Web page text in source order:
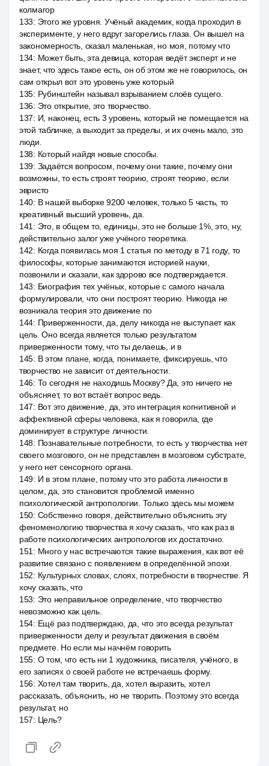
колмагор
133: Этого же уровня. Учёный академик, когда проходил в
эксперименте, у него вдруг загорелись глаза. Он вышел на
закономерность, сказал маленькая, но моя, потому что
134: Может быть, эта девица, которая ведёт эксперт и не
знает, что здесь такое есть, он об этом же не говорилось, он
сам открыл вот это уровень уже который
135: Рубинштейн называл взрыванием слоёв сущего.
136: Это открытие, это творчество.
137: И, наконец, есть 3 уровень, который не помещается на
этой табличке, а выходит за пределы, и их очень мало, это
люди.
138: Который найдя новые способы.
139: Задаётся вопросом, почему они такие, почему они
возможны, то есть строят теорию, строят теорию, если
эвристо
140: В нашей выборке 9200 человек, только 5 часть, то
креативный высший уровень, да.
141 : Это, в общем то, единицы, это не больше 1%, это, ну,
действительно залог уже учёного теоретика.
142: Когда появилась моя 1 статья по методу в 71 году, то
философы, которые занимаются историей науки,
позвонили и сказали, как здорово все подтверждается.
143: Биография тех учёных, которые с самого начала
формулировали, что они построят теорию. Никогда не
возникала теория это движение по
144: Приверженности, да, делу никогда не выступает как
цель. Оно всегда является только результатом
приверженности тому, что ты делаешь, и в
145: В этом плане, когда, понимаете, фиксируешь, что
творчество не зависит от деятельности.
146: То сегодня не находишь Москву? Да, это ничего не
объясняет, то вот встаёт вопрос ведь.
147: Вот это движение, да, это интеграция когнитивной и
аффективной сферы человека, как я говорила, где
доминирует в структуре личности.
148: Познавательные потребности, то есть у творчества нет
своего мозгового, он не представлен в мозговом субстрате,
у него нет сенсорного органа.
149: И в этом плане, потому что это работа личности в
целом, да, это становится проблемой именно
психологической антропологии. Только здесь мы можем
150: Собственно говоря, действительно объяснить эту
феноменологию творчества я хочу сказать, что как раз в
работе психологических антропологов их достаточно.
151 : Много у нас встречаются такие выражения, как вот её
развитие связано с появлением в определённой эпохи.
152: Культурных словах, слоях, потребности в творчестве. Я
хочу сказать, что
153: Это неправильное определение, что творчество
невозможно как цель.
154: Ещё раз подтверждаю, да, что это всегда результат
приверженности делу и результат движения в своём
предмете. Но если мы начнём говорить
155: О том, что есть ни 1 художника, писателя, учёного, в
его записях о своей работе не встречаешь форму.
156: Хотел там творить, да, хотел выразить, хотел
рассказать, объяснить, но не творить. Поэтому это всегда
результат, но
157: Цель?